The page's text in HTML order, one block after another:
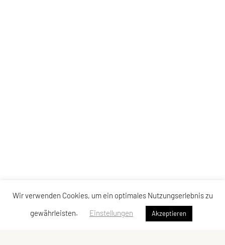
Wir verwenden Cookies, um ein optimales Nutzungserlebnis zu
gewährleisten.
Einstellungen Akzeptieren